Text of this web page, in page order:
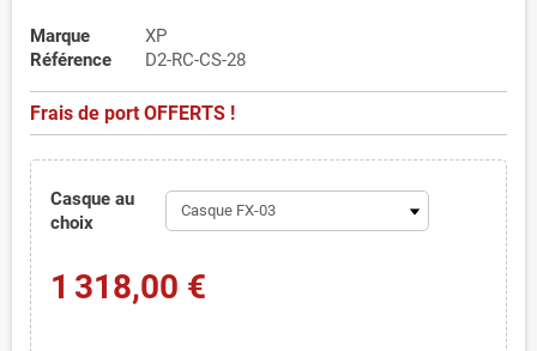
Marque
XP
Référence
D2-RC-CS-28
Frais de port OFFERTS !
Casque au
choix
1 318,00 €